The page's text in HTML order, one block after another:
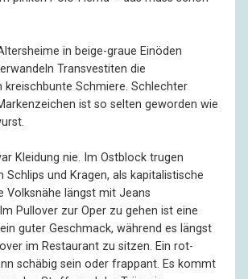
in beige-graue Einöden
Transvestiten die
kreischbunte Schmiere. Schlechter
ist so selten geworden wie
Kleidung nie. Im Ostblock trugen
Schlips und Kragen, als kapitalistische
Volksnähe längst mit Jeans
Pullover zur Oper zu gehen ist eine
guter Geschmack, während es längst
im Restaurant zu sitzen. Ein rot-
schäbig sein oder frappant. Es kommt